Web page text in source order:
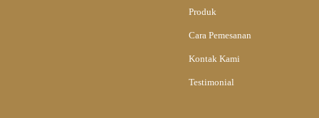
Produk
Cara Pemesanan
Kontak Kami
Testimonial